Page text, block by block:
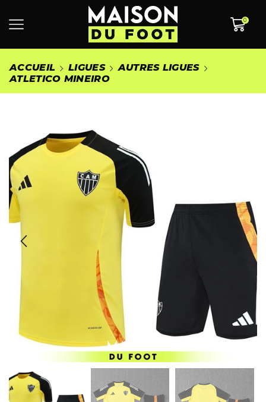
0
ACCUEIL LIGUES
AUTRES LIGUES
ATLETICO MINEIRO